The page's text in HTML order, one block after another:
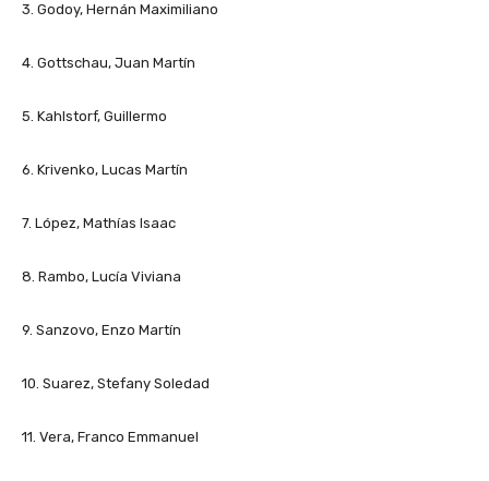
3. Godoy, Hernán Maximiliano
4. Gottschau, Juan Martín
5. Kahlstorf, Guillermo
6. Krivenko, Lucas Martín
7. López, Mathías Isaac
8. Rambo, Lucía Viviana
9. Sanzovo, Enzo Martín
10. Suarez, Stefany Soledad
11. Vera, Franco Emmanuel